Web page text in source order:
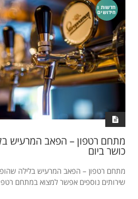
חדשות ו
חידושים
מתחם רטפון – הפאב המרעיש
כושר ביום
מתחם רטפון – הפאב המרעיש בלילה
שירותים נוספים אפשר למצוא במתחם